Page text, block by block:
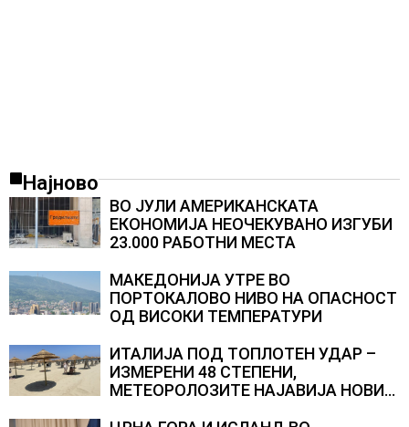
Најново
ВО ЈУЛИ АМЕРИКАНСКАТА
ЕКОНОМИЈА НЕОЧЕКУВАНО ИЗГУБИ
23.000 РАБОТНИ МЕСТА
МАКЕДОНИЈА УТРЕ ВО
ПОРТОКАЛОВО НИВО НА ОПАСНОСТ
ОД ВИСОКИ ТЕМПЕРАТУРИ
ИТАЛИЈА ПОД ТОПЛОТЕН УДАР –
ИЗМЕРЕНИ 48 СТЕПЕНИ,
МЕТЕОРОЛОЗИТЕ НАЈАВИЈА НОВИ